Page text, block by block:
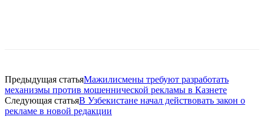
Предыдущая статьяМажилисмены требуют разработать
механизмы против мошеннической рекламы в Казнете
Следующая статьяВ Узбекистане начал действовать закон о
рекламе в новой редакции